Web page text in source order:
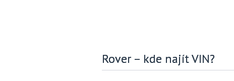
Rover – kde najít VIN?